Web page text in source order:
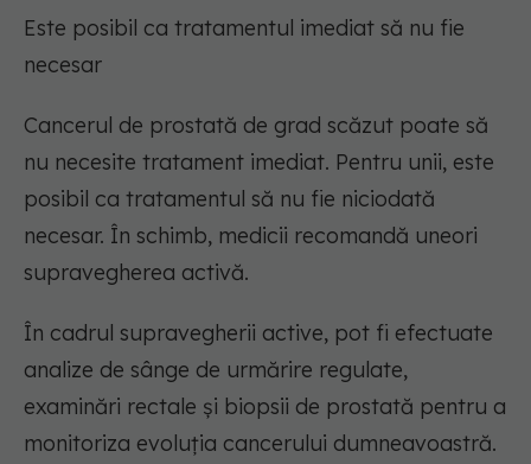
Este posibil ca tratamentul imediat să nu fie
necesar
Cancerul de prostată de grad scăzut poate să
nu necesite tratament imediat. Pentru unii, este
posibil ca tratamentul să nu fie niciodată
necesar. În schimb, medicii recomandă uneori
supravegherea activă.
În cadrul supravegherii active, pot fi efectuate
analize de sânge de urmărire regulate,
examinări rectale și biopsii de prostată pentru a
monitoriza evoluția cancerului dumneavoastră.